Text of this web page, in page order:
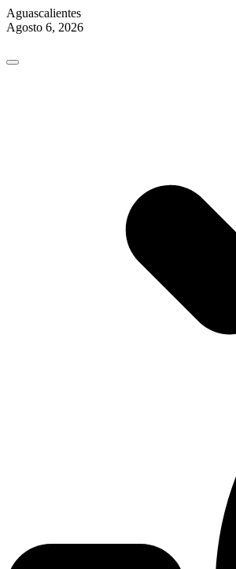
Aguascalientes
Agosto 6, 2026
content